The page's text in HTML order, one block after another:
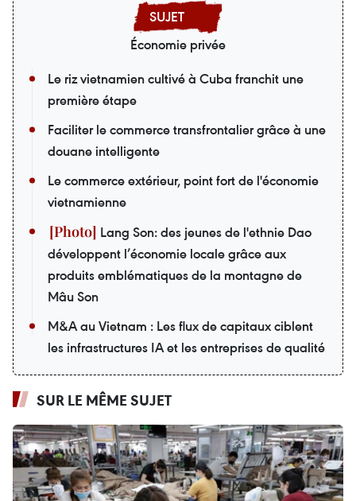
Économie privée
Le riz vietnamien cultivé à Cuba franchit une
première étape
Faciliter le commerce transfrontalier grâce à une
douane intelligente
Le commerce extérieur, point fort de l'économie
vietnamienne
Lang Son: des jeunes de l'ethnie Dao
développent l’économie locale grâce aux
produits emblématiques de la montagne de
Mâu Son
M&A au Vietnam : Les flux de capitaux ciblent
les infrastructures IA et les entreprises de qualité
SUR LE MÊME SUJET